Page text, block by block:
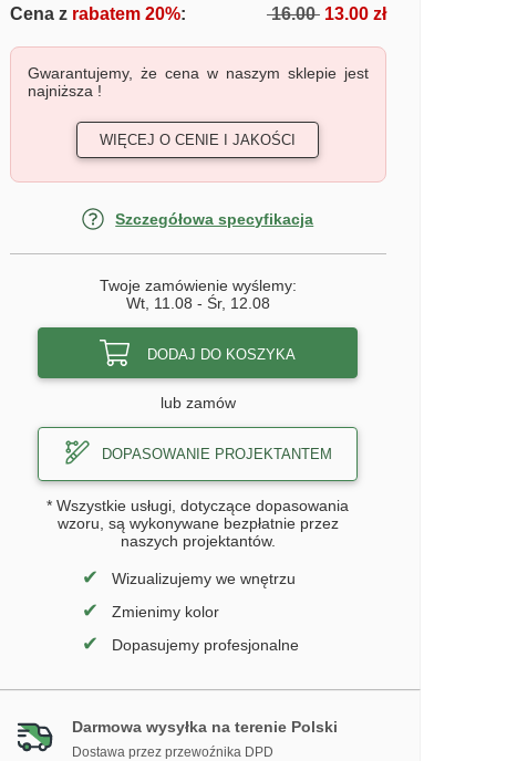
Cena zrabatem 20%: 16.0013.00 zł
Gwarantujemy, że cena w naszym sklepie jest
najniższa !
WIĘCEJ O CENIE I JAKOŚCI
Szczegółowa specyfikacja
Twoje zamówienie wyślemy:
Wt, 11.08 - Śr, 12.08
DODAJ DO KOSZYKA
lub zamów
DOPASOWANIE PROJEKTANTEM
* Wszystkie usługi, dotyczące dopasowania
wzoru, są wykonywane bezpłatnie przez
naszych projektantów.
✔ Wizualizujemy we wnętrzu
✔ Zmienimy kolor
✔ Dopasujemy profesjonalne
Darmowa wysyłka na terenie Polski
Dostawa przez przewoźnika DPD